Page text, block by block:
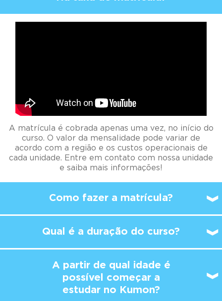
A matrícula é cobrada apenas uma vez, no início do
curso. O valor da mensalidade pode variar de
acordo com a região e os custos operacionais de
cada unidade. Entre em contato com nossa unidade
e saiba mais informações!
Como fazer a matrícula?
Qual é a duração do curso?
A partir de qual idade é
possível começar a
estudar no Kumon?